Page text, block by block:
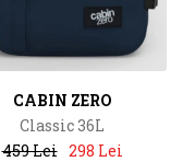
CABIN ZERO
Classic 36L
459 Lei 298 Lei